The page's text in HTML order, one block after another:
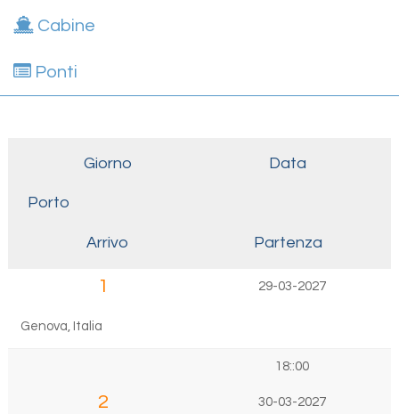
Cabine
Ponti
Giorno Data
Porto
Arrivo Partenza
1 29-03-2027
Genova, Italia
18::00
2 30-03-2027